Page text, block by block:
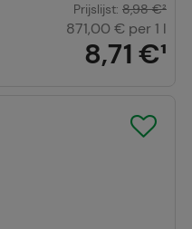
8,71 €¹
Prijslijst: 8,98 €²
871,00 € per 1 l